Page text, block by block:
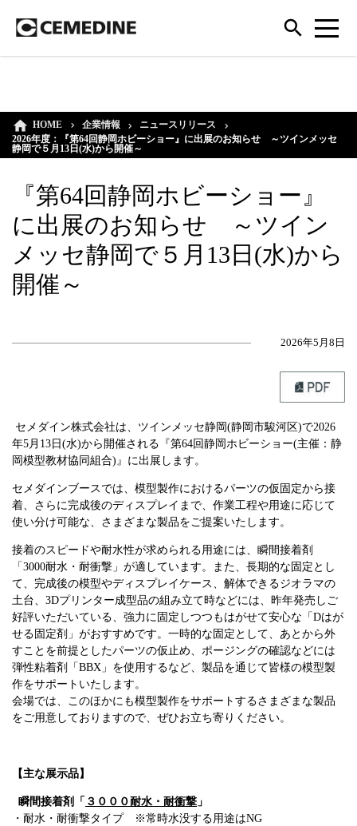
HOME 企業情報
ニュースリリース
2026年度：『第64回静岡ホビーショー』に出展のお知らせ ～ツインメッセ
静岡で５月13日(水)から開催～
『第64回静岡ホビーショー』
に出展のお知らせ ～ツイン
メッセ静岡で５月13日(水)から
開催～
2026年5月8日
セメダイン株式会社は、ツインメッセ静岡(静岡市駿河区)で2026
年5月13日(水)から開催される『第64回静岡ホビーショー(主催：静
岡模型教材協同組合)』に出展します。
セメダインブースでは、模型製作におけるパーツの仮固定から接
着、さらに完成後のディスプレイまで、作業工程や用途に応じて
使い分け可能な、さまざまな製品をご提案いたします。
接着のスピードや耐水性が求められる用途には、瞬間接着剤
「3000耐水・耐衝撃」が適しています。また、長期的な固定とし
て、完成後の模型やディスプレイケース、解体できるジオラマの
土台、3Dプリンター成型品の組み立て時などには、昨年発売しご
好評いただいている、強力に固定しつつもはがせて安心な「Dはが
せる固定剤」がおすすめです。一時的な固定として、あとから外
すことを前提としたパーツの仮止め、ポージングの確認などには
弾性粘着剤「BBX」を使用するなど、製品を通じて皆様の模型製
作をサポートいたします。
会場では、このほかにも模型製作をサポートするさまざまな製品
をご用意しておりますので、ぜひお立ち寄りください。
【主な展示品】
瞬間接着剤「 ３０００耐水・耐衝撃 」
・耐水・耐衝撃タイプ ※常時水没する用途はNG